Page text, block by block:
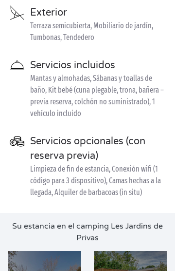
Exterior
Terraza semicubierta, Mobiliario de jardín,
Tumbonas, Tendedero
Servicios incluidos
Mantas y almohadas, Sábanas y toallas de
baño, Kit bebé (cuna plegable, trona, bañera –
previa reserva, colchón no suministrado), 1
vehículo incluido
Servicios opcionales (con
reserva previa)
Limpieza de fin de estancia, Conexión wifi (1
código para 3 dispositivo), Camas hechas a la
llegada, Alquiler de barbacoas (in situ)
Su estancia en el camping Les Jardins de
Privas